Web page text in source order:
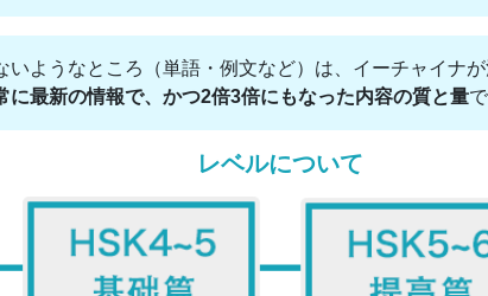
いようなところ（単語・例文など）は、イーチャイナ
に最新の情報で、かつ2倍3倍にもなった内容の質と量
レベルについて